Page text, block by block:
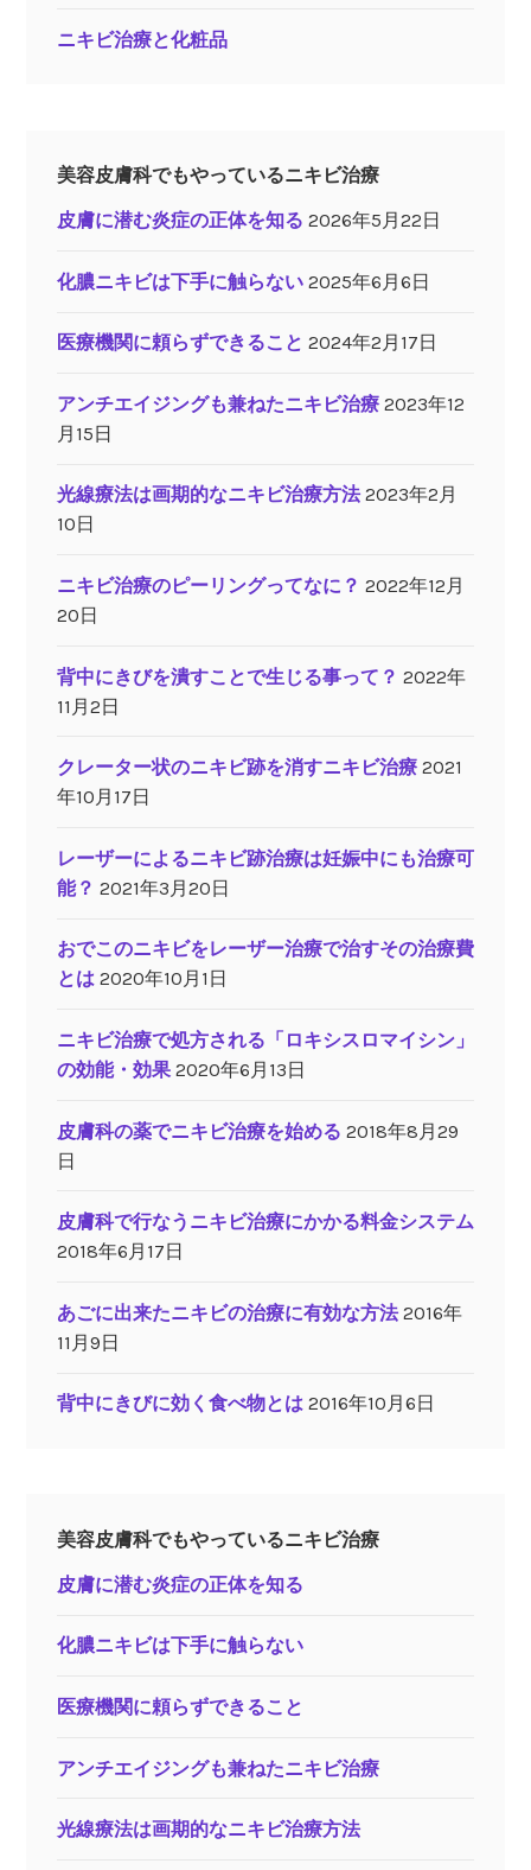
ニキビ治療と化粧品
美容皮膚科でもやっているニキビ治療
皮膚に潜む炎症の正体を知る 2026年5月22日
化膿ニキビは下手に触らない 2025年6月6日
医療機関に頼らずできること 2024年2月17日
アンチエイジングも兼ねたニキビ治療 2023年12
月15日
光線療法は画期的なニキビ治療方法 2023年2月
10日
ニキビ治療のピーリングってなに？ 2022年12月
20日
背中にきびを潰すことで生じる事って？ 2022年
11月2日
クレーター状のニキビ跡を消すニキビ治療 2021
年10月17日
レーザーによるニキビ跡治療は妊娠中にも治療可
能？ 2021年3月20日
おでこのニキビをレーザー治療で治すその治療費
とは 2020年10月1日
ニキビ治療で処方される「ロキシスロマイシン」
の効能・効果 2020年6月13日
皮膚科の薬でニキビ治療を始める 2018年8月29
日
皮膚科で行なうニキビ治療にかかる料金システム
2018年6月17日
あごに出来たニキビの治療に有効な方法 2016年
11月9日
背中にきびに効く食べ物とは 2016年10月6日
美容皮膚科でもやっているニキビ治療
皮膚に潜む炎症の正体を知る
化膿ニキビは下手に触らない
医療機関に頼らずできること
アンチエイジングも兼ねたニキビ治療
光線療法は画期的なニキビ治療方法